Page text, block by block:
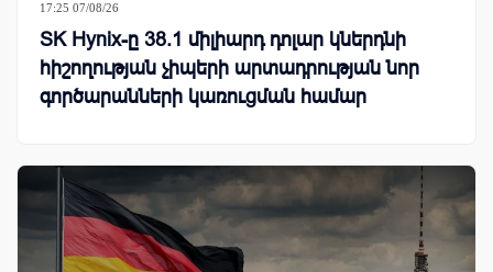
17:25 07/08/26
SK Hynix-ը 38.1 միլիարդ դոլար կներդնի
հիշողության չիպերի արտադրության նոր
գործարանների կառուցման համար